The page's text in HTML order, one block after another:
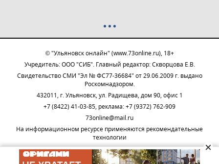
© "Ульяновск онлайн" (www.73online.ru), 18+
Учредитель: ООО "СИБ". Главный редактор: Скворцова Е.В.
Свидетельство СМИ "Эл № ФС77-36684" от 29.06.2009 г. выдано
Роскомнадзором.
432011, г. Ульяновск, ул. Радищева, дом 90, офис 1
+7 (8422) 41-03-85, реклама: +7 (9372) 762-909
73online@mail.ru
На информационном ресурсе применяются рекомендательные
технологии